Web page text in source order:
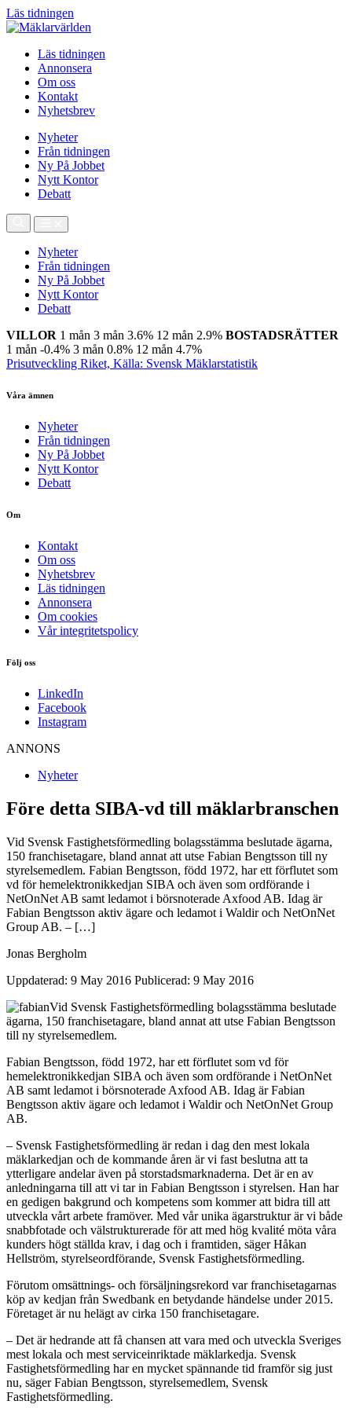
Läs tidningen
Läs tidningen
Annonsera
Om oss
Kontakt
Nyhetsbrev
Nyheter
Från tidningen
Ny På Jobbet
Nytt Kontor
Debatt
Nyheter
Från tidningen
Ny På Jobbet
Nytt Kontor
Debatt
VILLOR 1 mån 3 mån 3.6% 12 mån 2.9% BOSTADSRÄTTER
1 mån -0.4% 3 mån 0.8% 12 mån 4.7%
Prisutveckling Riket, Källa: Svensk Mäklarstatistik
Våra ämnen
Nyheter
Från tidningen
Ny På Jobbet
Nytt Kontor
Debatt
Om
Kontakt
Om oss
Nyhetsbrev
Läs tidningen
Annonsera
Om cookies
Vår integritetspolicy
Följ oss
LinkedIn
Facebook
Instagram
ANNONS
Nyheter
Före detta SIBA-vd till mäklarbranschen
Vid Svensk Fastighetsförmedling bolagsstämma beslutade ägarna,
150 franchisetagare, bland annat att utse Fabian Bengtsson till ny
styrelsemedlem. Fabian Bengtsson, född 1972, har ett förflutet som
vd för hemelektronikkedjan SIBA och även som ordförande i
NetOnNet AB samt ledamot i börsnoterade Axfood AB. Idag är
Fabian Bengtsson aktiv ägare och ledamot i Waldir och NetOnNet
Group AB. – […]
Jonas Bergholm
Uppdaterad: 9 May 2016 Publicerad: 9 May 2016
Vid Svensk Fastighetsförmedling bolagsstämma beslutade
ägarna, 150 franchisetagare, bland annat att utse Fabian Bengtsson
till ny styrelsemedlem.
Fabian Bengtsson, född 1972, har ett förflutet som vd för
hemelektronikkedjan SIBA och även som ordförande i NetOnNet
AB samt ledamot i börsnoterade Axfood AB. Idag är Fabian
Bengtsson aktiv ägare och ledamot i Waldir och NetOnNet Group
AB.
– Svensk Fastighetsförmedling är redan i dag den mest lokala
mäklarkedjan och de kommande åren är vi fast beslutna att ta
ytterligare andelar även på storstadsmarknaderna. Det är en av
anledningarna till att vi tar in Fabian Bengtsson i styrelsen. Han har
en gedigen bakgrund och kompetens som kommer att bidra till att
utveckla vårt arbete framöver. Med vår unika ägarstruktur är vi både
snabbfotade och välstrukturerade för att med hög kvalité möta våra
kunders högt ställda krav, i dag och i framtiden, sägerHåkan
Hellström, styrelseordförande, Svensk Fastighetsförmedling.
Förutom omsättnings- och försäljningsrekord var franchisetagarnas
köp av kedjan från Swedbank en betydande händelse under 2015.
Företaget är nu helägt av cirka 150 franchisetagare.
– Det är hedrande att få chansen att vara med och utveckla Sveriges
mest lokala och mest serviceinriktade mäklarkedja. Svensk
Fastighetsförmedling har en mycket spännande tid framför sig just
nu, sägerFabian Bengtsson, styrelsemedlem, Svensk
Fastighetsförmedling.